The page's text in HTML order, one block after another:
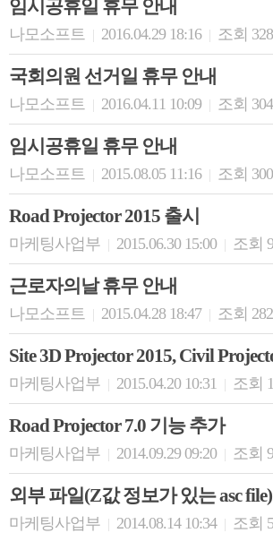
임시공휴일 휴무 안내
나모소프트 | 2016.04.29 18:16 | 조회
국회의원 선거일 휴무 안내
나모소프트 | 2016.04.11 10:09 | 조회
임시공휴일 휴무 안내
나모소프트 | 2015.08.05 11:16 | 조회
Road Projector 2015 출시
마케팅사업부 | 2015.06.30 15:00 | 조회
근로자의날 휴무 안내
나모소프트 | 2015.04.28 18:47 | 조회
Site 3D Projector 2015, Civil
마케팅사업부 | 2015.04.20 10:31 | 조회
Road Projector 7.0 기능 추가
마케팅사업부 | 2014.09.29 09:20 | 조회
외부 파일(Z값 정보가 있는 asc
마케팅사업부 | 2014.08.14 10:34 | 조회